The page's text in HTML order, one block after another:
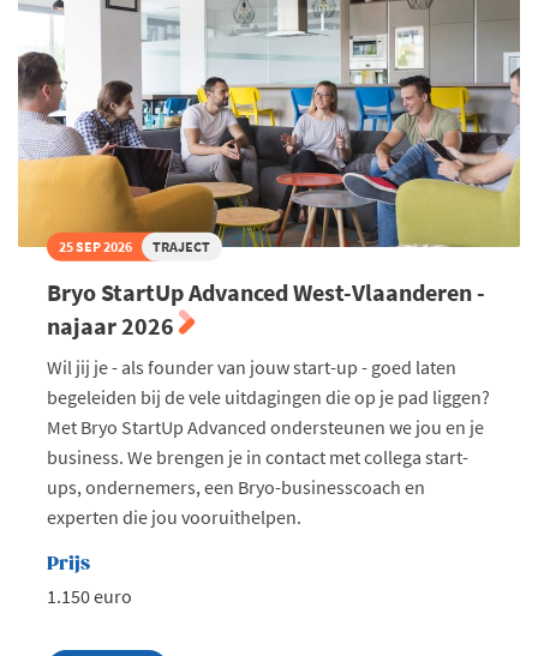
25 SEP 2026 TRAJECT
Bryo StartUp Advanced West-Vlaanderen -
najaar 2026
Wil jij je - als founder van jouw start-up - goed laten
begeleiden bij de vele uitdagingen die op je pad liggen?
Met Bryo StartUp Advanced ondersteunen we jou en je
business. We brengen je in contact met collega start-
ups, ondernemers, een Bryo-businesscoach en
experten die jou vooruithelpen.
Prijs
1.150 euro